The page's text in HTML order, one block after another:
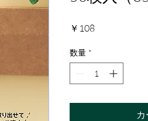
￥108価
数量 *